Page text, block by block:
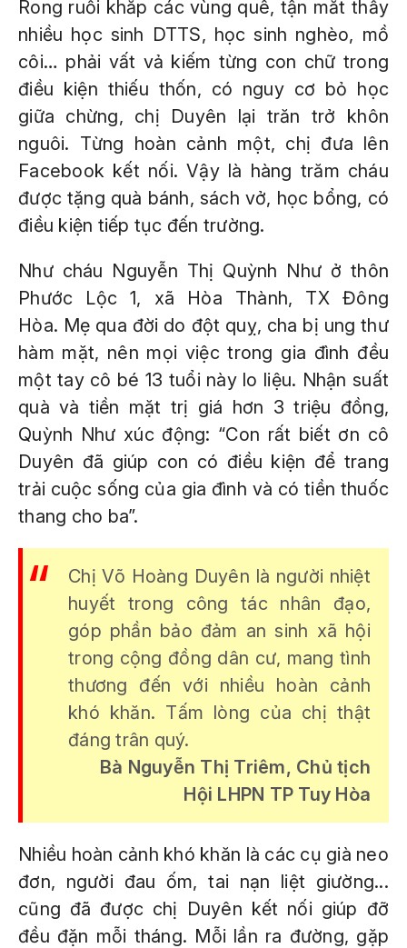
Rong ruổi khắp các vùng quê, tận mắt thấy
nhiều học sinh DTTS, học sinh nghèo, mồ
côi… phải vất vả kiếm từng con chữ trong
điều kiện thiếu thốn, có nguy cơ bỏ học
giữa chừng, chị Duyên lại trăn trở khôn
nguôi. Từng hoàn cảnh một, chị đưa lên
Facebook kết nối. Vậy là hàng trăm cháu
được tặng quà bánh, sách vở, học bổng, có
điều kiện tiếp tục đến trường.
Như cháu Nguyễn Thị Quỳnh Như ở thôn
Phước Lộc 1, xã Hòa Thành, TX Đông
Hòa. Mẹ qua đời do đột quỵ, cha bị ung thư
hàm mặt, nên mọi việc trong gia đình đều
một tay cô bé 13 tuổi này lo liệu. Nhận suất
quà và tiền mặt trị giá hơn 3 triệu đồng,
Quỳnh Như xúc động: “Con rất biết ơn cô
Duyên đã giúp con có điều kiện để trang
trải cuộc sống của gia đình và có tiền thuốc
thang cho ba”.
Chị Võ Hoàng Duyên là người nhiệt
huyết trong công tác nhân đạo,
góp phần bảo đảm an sinh xã hội
trong cộng đồng dân cư, mang tình
thương đến với nhiều hoàn cảnh
khó khăn. Tấm lòng của chị thật
đáng trân quý.
Bà Nguyễn Thị Triêm, Chủ tịch
Hội LHPN TP Tuy Hòa
Nhiều hoàn cảnh khó khăn là các cụ già neo
đơn, người đau ốm, tai nạn liệt giường...
cũng đã được chị Duyên kết nối giúp đỡ
đều đặn mỗi tháng. Mỗi lần ra đường, gặp